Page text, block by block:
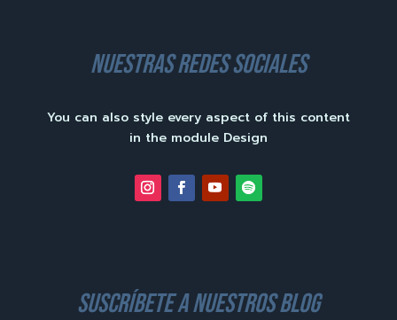
nuestras redes sociales
You can also style every aspect of this content
in the module Design
suscríbete a nuestros blog